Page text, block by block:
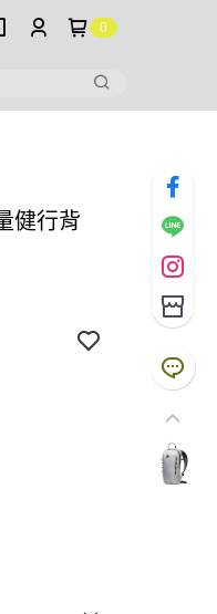
0
健行背